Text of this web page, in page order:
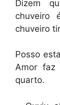
Dizem
chuveiro
chuveiro
Posso
Amor faz
quarto.